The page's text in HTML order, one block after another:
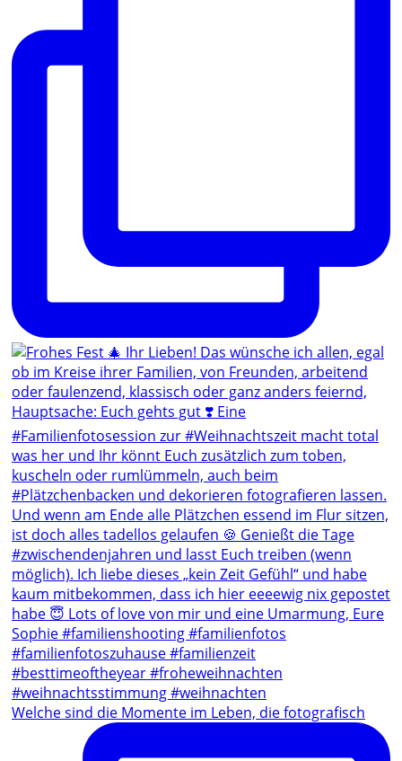
Welche sind die Momente im Leben, die fotografisch